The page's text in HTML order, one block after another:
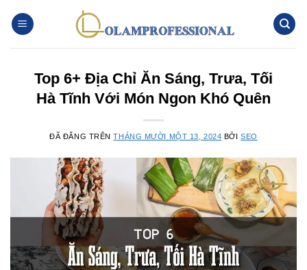
đến
Top 6+ Địa Chỉ Ăn Sáng, Trưa, Tối
Hà Tĩnh Với Món Ngon Khó Quên
ĐÃ ĐĂNG TRÊNTHÁNG MƯỜI MỘT 13, 2024 BỞISEO